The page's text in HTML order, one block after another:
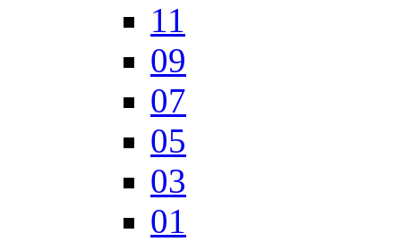
11
09
07
05
03
01